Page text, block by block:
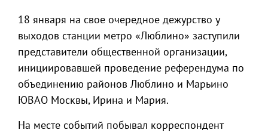
18 января на свое очередное дежурство у
выходов станции метро «Люблино» заступили
представители общественной организации,
инициировавшей проведение референдума по
объединению районов Люблино и Марьино
ЮВАО Москвы, Ирина и Мария.
На месте событий побывал корреспондент